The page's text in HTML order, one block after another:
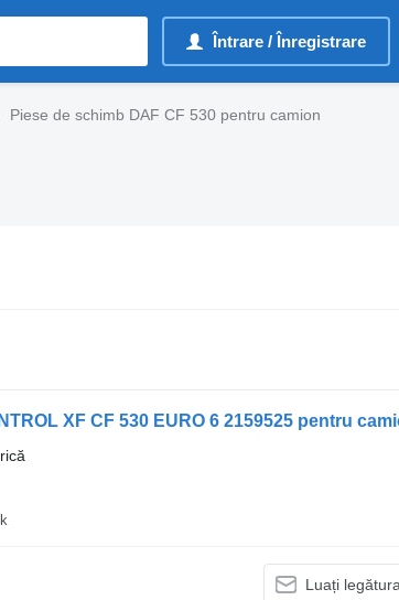
Întrare / Înregistrare
Piese de schimb DAF CF 530 pentru camion
XF CF 530 EURO 6 2159525 pentru
Luați